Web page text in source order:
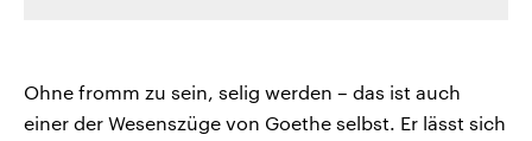
Ohne fromm zu sein, selig werden – das ist auch
einer der Wesenszüge von Goethe selbst. Er lässt sich